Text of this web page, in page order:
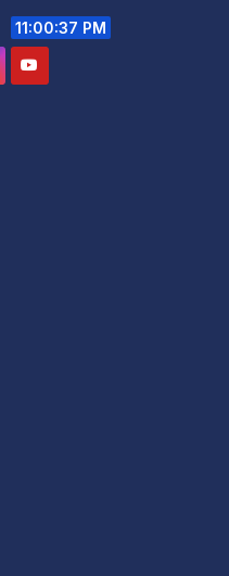
11:00:39 PM